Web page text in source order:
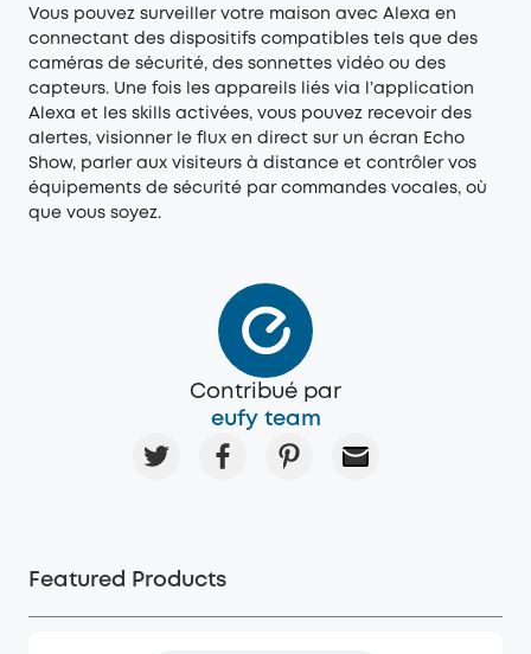
Vous pouvez surveiller votre maison avec Alexa en
connectant des dispositifs compatibles tels que des
caméras de sécurité, des sonnettes vidéo ou des
capteurs. Une fois les appareils liés via l’application
Alexa et les skills activées, vous pouvez recevoir des
alertes, visionner le flux en direct sur un écran Echo
Show, parler aux visiteurs à distance et contrôler vos
équipements de sécurité par commandes vocales, où
que vous soyez.
Contribué par
eufy team
Featured Products